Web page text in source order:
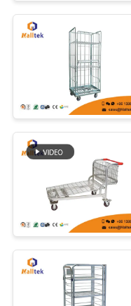
CONTRÔLE
QUALITÉ
CONTACTEZ-
NOUS
NOUVELLES
DEMANDEZ
UNE
CITATION